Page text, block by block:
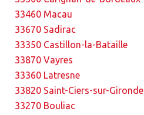
33460 Macau
33670 Sadirac
33350 Castillon-la-Bataille
33870 Vayres
33360 Latresne
33820 Saint-Ciers-sur-Gironde
33270 Bouliac